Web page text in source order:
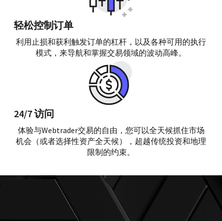
轻松控制订单
利用止损和获利触发订单的杠杆，以及各种可用的执行
模式，来导航和掌握交易领域的波动高峰。
24/7 访问
体验与Webtrader交易的自由，您可以全天候抓住市场
机会（或者选择性资产全天候），超越传统投资和地理
限制的约束。